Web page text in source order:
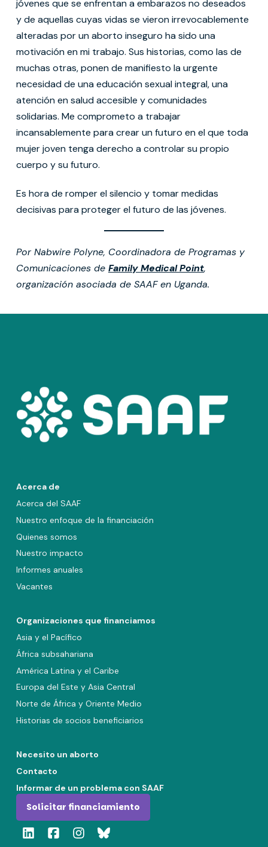
jóvenes que se enfrentan a embarazos no deseados
y de aquellas cuyas vidas se vieron irrevocablemente
alteradas por un aborto inseguro ha sido una
motivación en mi trabajo. Sus historias, como las de
muchas otras, ponen de manifiesto la urgente
necesidad de una educación sexual integral, una
atención en salud accesible y comunidades
solidarias. Me comprometo a trabajar
incansablemente para crear un futuro en el que toda
mujer joven tenga derecho a controlar su propio
cuerpo y su futuro.
Es hora de romper el silencio y tomar medidas
decisivas para proteger el futuro de las jóvenes.
Por Nabwire Polyne, Coordinadora de Programas y
Comunicaciones de Family Medical Point,
organización asociada de SAAF en Uganda.
Acerca de
Acerca del SAAF
Nuestro enfoque de la financiación
Quienes somos
Nuestro impacto
Informes anuales
Vacantes
Organizaciones que financiamos
Asia y el Pacífico
África subsahariana
América Latina y el Caribe
Europa del Este y Asia Central
Norte de África y Oriente Medio
Historias de socios beneficiarios
Necesito un aborto
Contacto
Informar de un problema con SAAF
Solicitar financiamiento